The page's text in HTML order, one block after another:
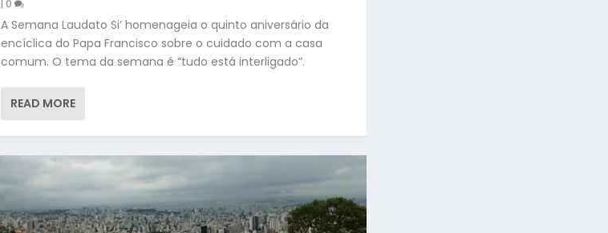
| 0
A Semana Laudato Si’ homenageia o quinto aniversário da
encíclica do Papa Francisco sobre o cuidado com a casa
comum. O tema da semana é “tudo está interligado”.
READ MORE